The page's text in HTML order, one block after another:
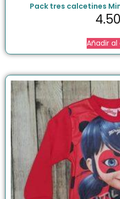
Pack tres calcetines
4.50
Añadir